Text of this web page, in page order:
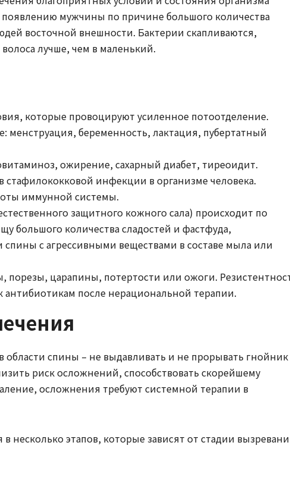
мужчины по причине большого количества
восточной внешности. Бактерии скапливаются,
лучше, чем в маленький.
которые провоцируют усиленное потоотделение.
менструация, беременность, лактация, пубертатный
ожирение, сахарный диабет, тиреоидит.
стафилококковой инфекции в организме человека.
иммунной системы.
защитного кожного сала) происходит по
большого количества сладостей и фастфуда,
с агрессивными веществами в составе мыла или
порезы, царапины, потертости или ожоги.
антибиотикам после нерациональной терапии.
области спины – не выдавливать и не прорывать гнойник
риск осложнений, способствовать скорейшему
осложнения требуют системной терапии в
несколько этапов, которые зависят от стадии